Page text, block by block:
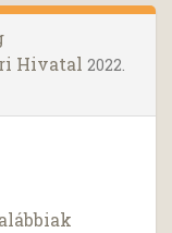
Hivatal 2022.